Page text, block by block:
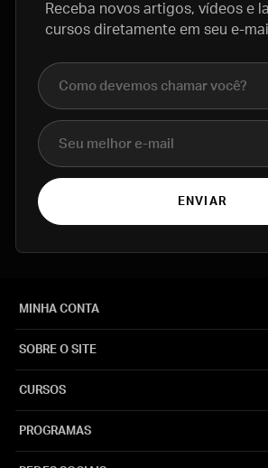
Receba novos artigos, vídeos e
cursos diretamente em seu e-
Nome completo
E-mail
ENVIAR
MINHA CONTA
SOBRE O SITE
CURSOS
PROGRAMAS